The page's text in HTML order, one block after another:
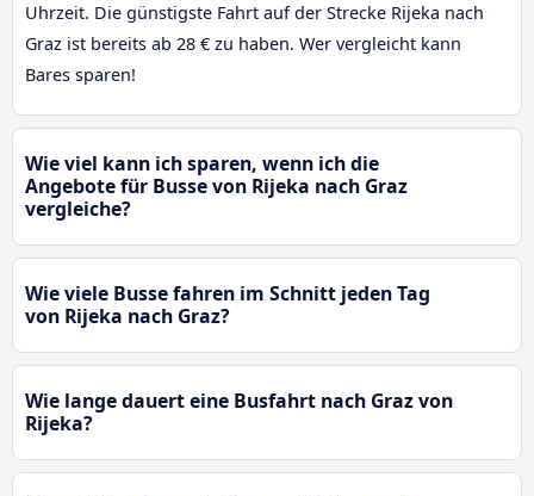
Uhrzeit. Die günstigste Fahrt auf der Strecke Rijeka nach
Graz ist bereits ab 28 € zu haben. Wer vergleicht kann
Bares sparen!
Wie viel kann ich sparen, wenn ich die
Angebote für Busse von Rijeka nach Graz
vergleiche?
Wie viele Busse fahren im Schnitt jeden Tag
von Rijeka nach Graz?
Wie lange dauert eine Busfahrt nach Graz von
Rijeka?